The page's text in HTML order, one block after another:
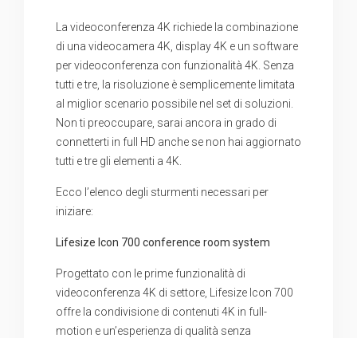
La videoconferenza 4K richiede la combinazione
di una videocamera 4K, display 4K e un software
per videoconferenza con funzionalità 4K. Senza
tutti e tre, la risoluzione è semplicemente limitata
al miglior scenario possibile nel set di soluzioni.
Non ti preoccupare, sarai ancora in grado di
connetterti in full HD anche se non hai aggiornato
tutti e tre gli elementi a 4K.
Ecco l’elenco degli sturmenti necessari per
iniziare:
Lifesize Icon 700 conference room system
Progettato con le prime funzionalità di
videoconferenza 4K di settore, Lifesize Icon 700
offre la condivisione di contenuti 4K in full-
motion e un’esperienza di qualità senza